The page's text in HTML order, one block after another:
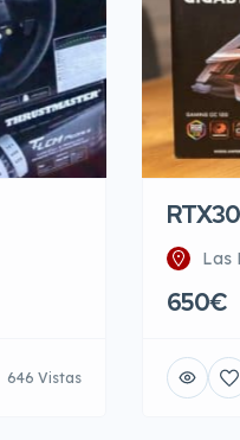
646 Vistas
Las
650€